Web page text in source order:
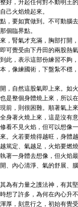
好，升起任何對不動明王
己火焰燒起來。
，要如實做到。不可動腦
個臨界點。
，腎氣才充滿，胸部打開
可覺受由下丹田的兩股熱
此，表示這部份練習不夠
，像練國術，下盤紮不穩
，自然這股氣即上來。如
是整個身體燒上來，所以
前，則很困難。順著氣上
身著火燒上來，這是沒有
看不見火焰，但可以想像
。火若要燒得越旺，身體
篤定、氣越足，火焰要燃
著一身體去想像，但火焰
、內心清淨、氣的舒展、
為有力量之護法神，有其
了許多，為何在內心升
厚，刻意行之，初始有覺